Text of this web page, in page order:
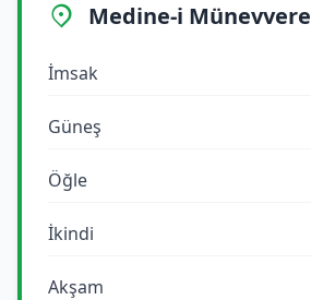
Medine-i Münevvere
İmsak
Güneş
Öğle
İkindi
Akşam